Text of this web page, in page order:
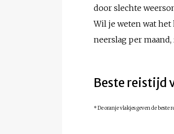
door slechte
Wil je weten wat
neerslag per
Beste reistijd
* De oranje vlakjes geven de beste